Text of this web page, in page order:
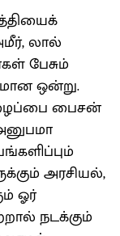
லால்
பேசும்
ஒன்று.
பைசன்
அரசியல்,
ஓர்
நடக்கும்